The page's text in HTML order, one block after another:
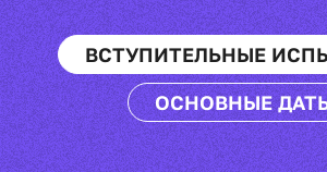
ВСТУПИТЕЛЬНЫЕ
ОСНОВНЫЕ